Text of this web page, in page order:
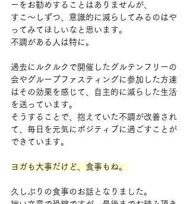
ーをお勧めすることはありませんが、
すこ～しずつ、意識的に減らしてみるのはや
ってみてほしいなと思います。
不調がある人は特に。
過去にルクルクで開催したグルテンフリーの
会やグループファスティングに参加した方達
はその効果を感じて、自主的に減らした生活
を送っています。
そうすることで、抱えていた不調が改善され
て、毎日を元気にポジティブに過ごすことが
できています。
ヨガも大事だけど、食事もね。
久しぶりの食事のお話となりました。